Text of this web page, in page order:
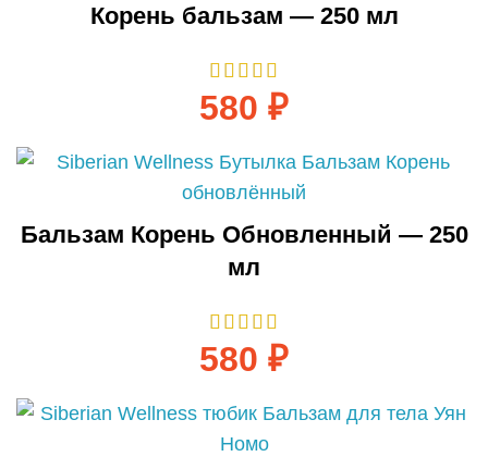
Корень бальзам — 250 мл
580 ₽
Бальзам Корень Обновленный — 250
мл
580 ₽